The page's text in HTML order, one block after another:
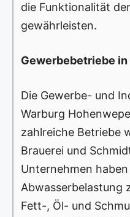
die Funktionalität
gewährleisten.
Gewerbebetriebe
Die Gewerbe- und
Warburg
zahlreiche Betriebe
Brauerei und
Unternehmen
Abwasserbelastung
Fett-, Öl- und